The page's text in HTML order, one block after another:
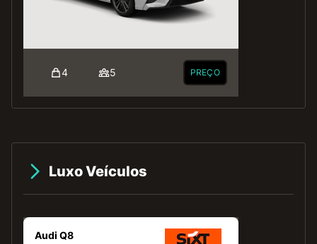
4 5 PREÇO
Luxo Veículos
Audi Q8